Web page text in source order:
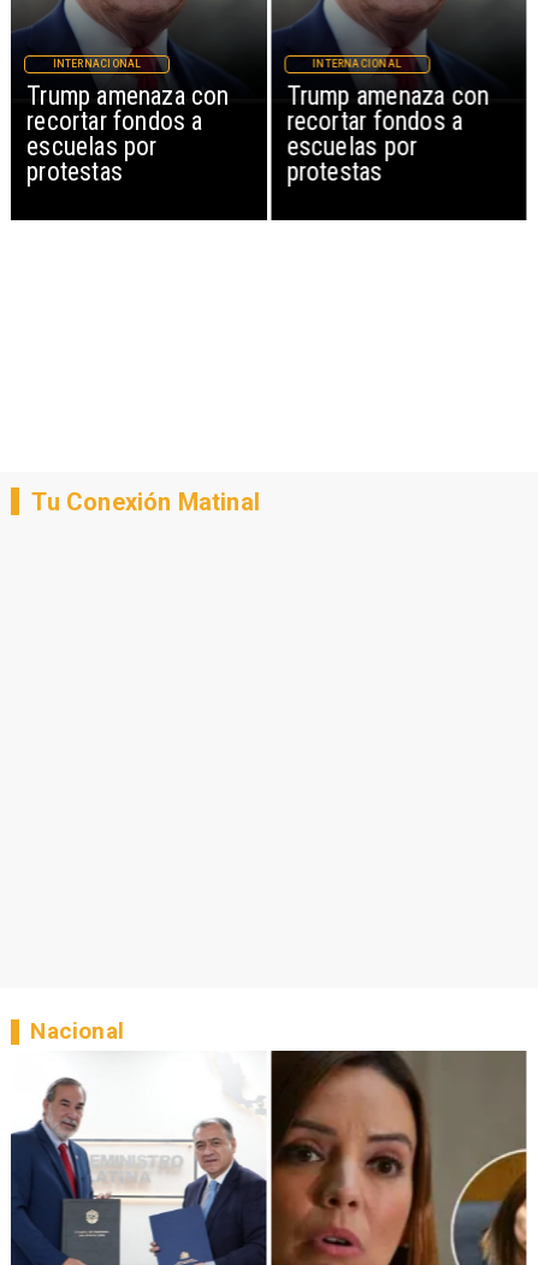
Trump amenaza con
recortar fondos a
escuelas por
protestas
INTERNACIONAL
Trump amenaza con
recortar fondos a
escuelas por
protestas
INTERNACIONAL
Tu Conexión Matinal
Nacional